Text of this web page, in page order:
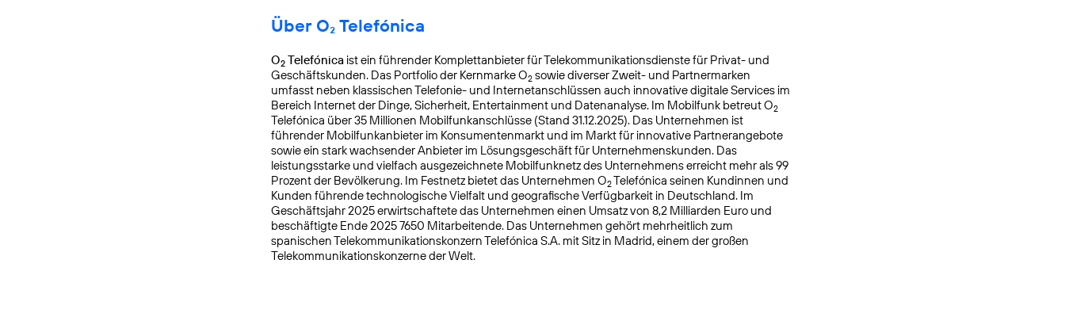
Über O₂ Telefónica
O2 Telefónica ist ein führender Komplettanbieter für Telekommunikationsdienste für Privat- und
Geschäftskunden. Das Portfolio der Kernmarke O2 sowie diverser Zweit- und Partnermarken
umfasst neben klassischen Telefonie- und Internetanschlüssen auch innovative digitale Services im
Bereich Internet der Dinge, Sicherheit, Entertainment und Datenanalyse. Im Mobilfunk betreut O2
Telefónica über 35 Millionen Mobilfunkanschlüsse (Stand 31.12.2025). Das Unternehmen ist
führender Mobilfunkanbieter im Konsumentenmarkt und im Markt für innovative Partnerangebote
sowie ein stark wachsender Anbieter im Lösungsgeschäft für Unternehmenskunden. Das
leistungsstarke und vielfach ausgezeichnete Mobilfunknetz des Unternehmens erreicht mehr als 99
Prozent der Bevölkerung. Im Festnetz bietet das Unternehmen O2Telefónica seinen Kundinnen und
Kunden führende technologische Vielfalt und geografische Verfügbarkeit in Deutschland. Im
Geschäftsjahr 2025 erwirtschaftete das Unternehmen einen Umsatz von 8,2 Milliarden Euro und
beschäftigte Ende 2025 7650 Mitarbeitende. Das Unternehmen gehört mehrheitlich zum
spanischen Telekommuni­kationskonzern Telefónica S.A. mit Sitz in Madrid, einem der großen
Telekommunikationskonzerne der Welt.